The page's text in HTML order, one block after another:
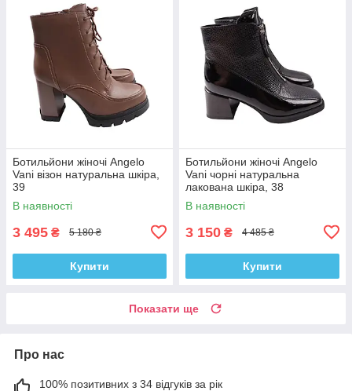
Ботильйони жіночі Angelo
Vani візон натуральна шкіра,
39
В наявності
3 495 ₴ 5 180 ₴
Купити
Ботильйони жіночі Angelo
Vani чорні натуральна
лакована шкіра, 38
В наявності
3 150 ₴ 4 485 ₴
Купити
Показати ще
Про нас
100% позитивних з 34 відгуків за рік